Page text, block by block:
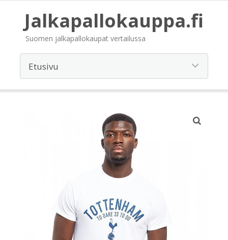
Jalkapallokauppa.fi
Suomen jalkapallokaupat vertailussa